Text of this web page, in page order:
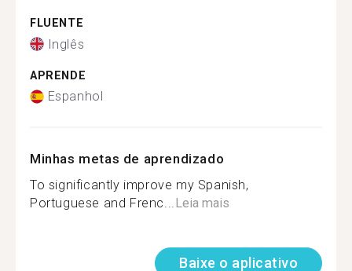
FLUENTE
Inglês
APRENDE
Espanhol
Minhas metas de aprendizado
To significantly improve my Spanish,
Portuguese and Frenc...Leia mais
Baixe o aplicativo